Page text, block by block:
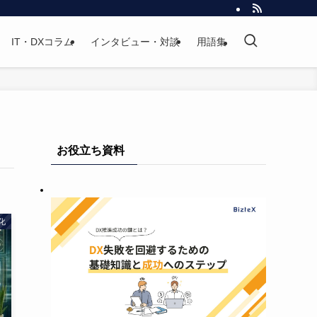
IT・DXコラム インタビュー・対談 用語集
お役立ち資料